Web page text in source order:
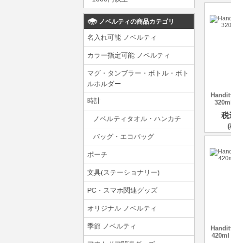
ノベルティの商品カテゴリ
名入れ可能 ノベルティ
カラー指定可能 ノベルティ
マグ・タンブラー・ボトル・ボト
ルホルダー
時計
ノベルティタオル・ハンカチ
バッグ・エコバッグ
ポーチ
文具(ステーショナリー)
PC・スマホ関連グッズ
オリジナル ノベルティ
季節 ノベルティ
税
(